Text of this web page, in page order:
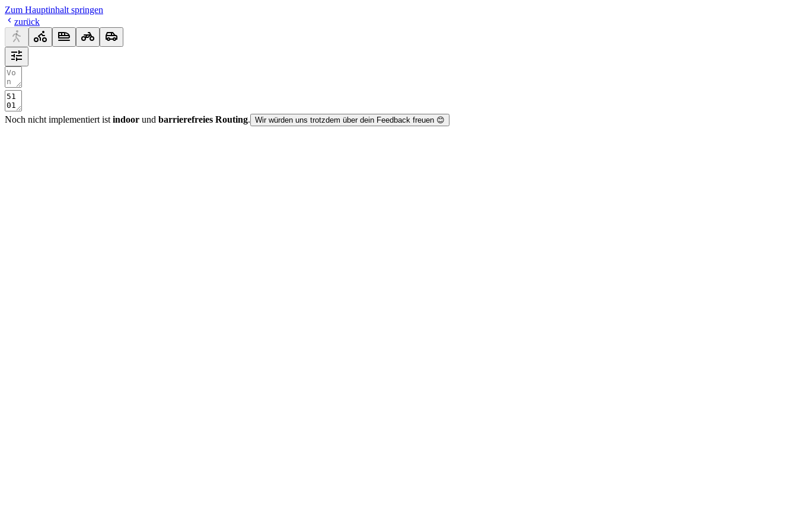
Zum Hauptinhalt springen
zurück
Noch nicht implementiert ist indoor und barrierefreies Routing. Wir würden uns trotzdem über dein Feedback freuen 😊